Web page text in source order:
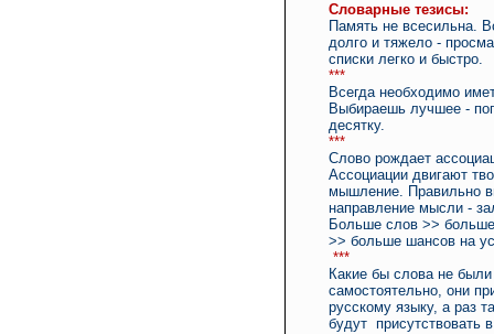
Словарные тезисы:
Память не всесильна.
долго и тяжело -
списки легко и быстро.
***
Всегда необходимо
Выбираешь лучшее -
десятку.
***
Слово рождает
Ассоциации двигают
мышление. Правильно
направление мысли -
Больше слов >>
>> больше шансов на
***
Какие бы слова не
самостоятельно, они
русскому языку, а раз
будут присутствовать